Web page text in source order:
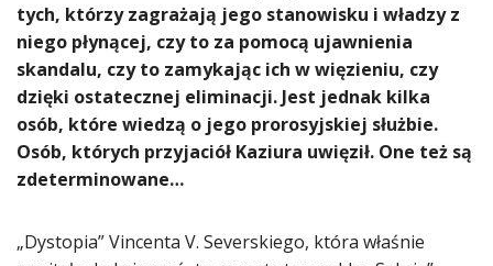
tych, którzy zagrażają jego stanowisku i władzy z
niego płynącej, czy to za pomocą ujawnienia
skandalu, czy to zamykając ich w więzieniu, czy
dzięki ostatecznej eliminacji. Jest jednak kilka
osób, które wiedzą o jego prorosyjskiej służbie.
Osób, których przyjaciół Kaziura uwięził. One też są
zdeterminowane…
„Dystopia” Vincenta V. Severskiego, która właśnie